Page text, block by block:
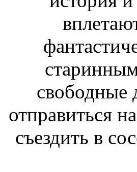
свободные
отправиться
съездить в